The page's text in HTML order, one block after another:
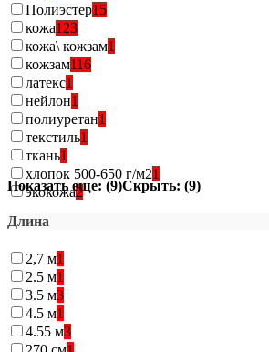
Полиэстер15
кожа123
кожа\ кожзам1
кожзам116
латекс1
нейлон1
полиуретан1
текстиль1
ткань1
хлопок 500-650 г/м21
экокожа2
Показать еще: (9)Скрыть: (9)
Длина
2,7 м1
2.5 м1
3.5 м3
4.5 м1
4.55 м3